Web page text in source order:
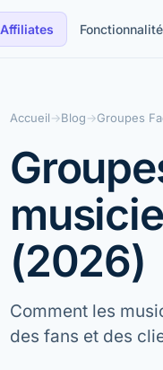
Affiliates
Accueil→Blog→Groupes
(2026)
Comment les
des fans et des